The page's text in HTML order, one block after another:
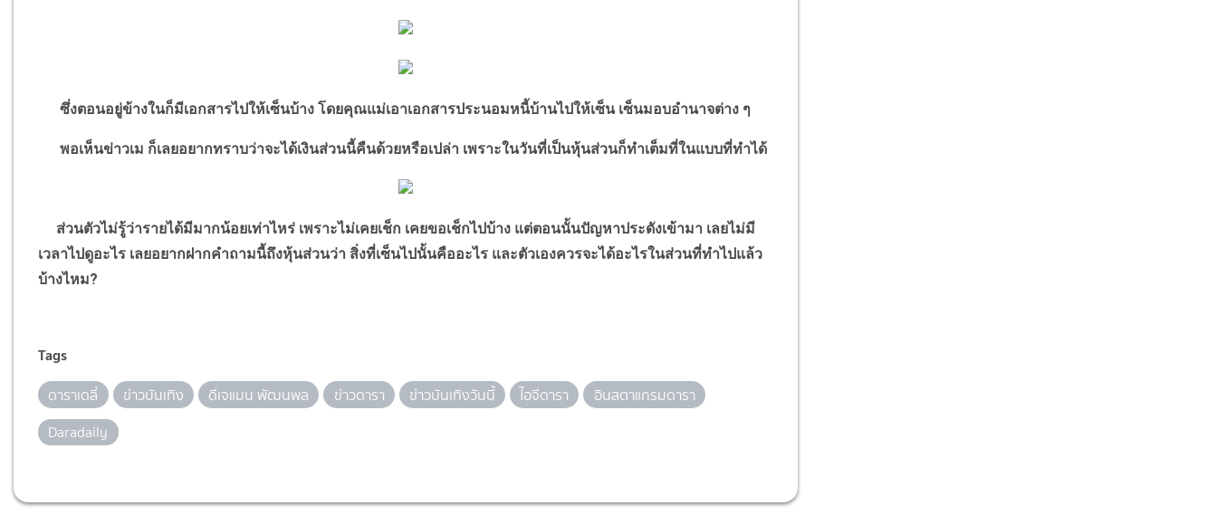
ซึ่งตอนอยู่ข้างในก็มีเอกสารไปให้เซ็นบ้าง โดยคุณแม่เอาเอกสารประนอมหนี้บ้านไปให้เซ็น เซ็นมอบอำนาจต่าง ๆ
พอเห็นข่าวเม ก็เลยอยากทราบว่าจะได้เงินส่วนนี้คืนด้วยหรือเปล่า เพราะในวันที่เป็นหุ้นส่วนก็ทำเต็มที่ในแบบที่ทำได้
ส่วนตัวไม่รู้ว่ารายได้มีมากน้อยเท่าไหร่ เพราะไม่เคยเช็ก เคยขอเช็กไปบ้าง แต่ตอนนั้นปัญหาประดังเข้ามา เลยไม่มี
เวลาไปดูอะไร เลยอยากฝากคำถามนี้ถึงหุ้นส่วนว่า สิ่งที่เซ็นไปนั้นคืออะไร และตัวเองควรจะได้อะไรในส่วนที่ทำไปแล้ว
บ้างไหม?
Tags
ดาราเดลี่ ข่าวบันเทิง ดีเจแมน พัฒนพล ข่าวดารา ข่าวบันเทิงวันนี้ ไอจีดารา
อินสตาแกรมดารา
Daradaily